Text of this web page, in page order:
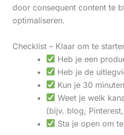
door consequent content te
optimaliseren.
Checklist – Klaar om te
Heb je een
Heb je de
Kun je 30
Weet je welk
(bijv. blog,
Sta je open om